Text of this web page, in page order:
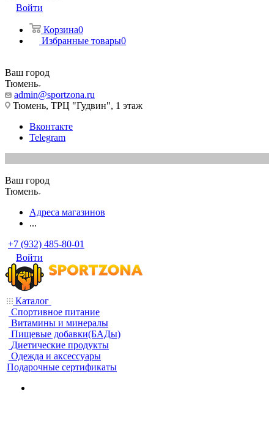
Войти
Корзина0
Избранные товары0
Ваш город
Тюмень
admin@sportzona.ru
Тюмень, ТРЦ "Гудвин", 1 этаж
Вконтакте
Telegram
Ваш город
Тюмень
Адреса магазинов
...
+7 (932) 485-80-01
Войти
Каталог
Спортивное питание
Витамины и минералы
Пищевые добавки(БАДы)
Диетические продукты
Одежда и аксессуары
Подарочные сертификаты